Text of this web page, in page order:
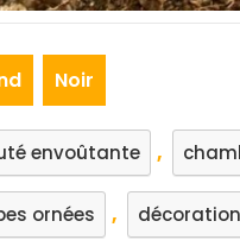
Noir
envoûtante ,
ornées , décoration